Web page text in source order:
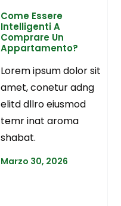
Come Essere
Intelligenti A
Comprare Un
Appartamento?
Lorem ipsum dolor sit
amet, conetur adng
elitd dllro eiusmod
temr inat aroma
shabat.
Marzo 30, 2026